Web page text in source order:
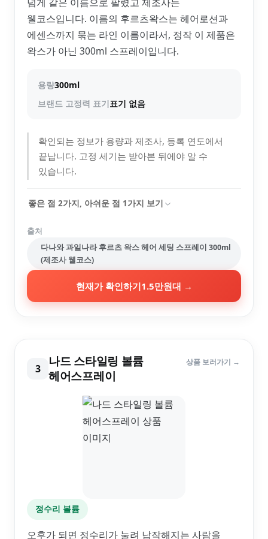
웰코스입니다. 이름의 후르츠왁스는 헤어로션과
에센스까지 묶는 라인 이름이라서, 정작 이 제품은
왁스가 아닌 300ml 스프레이입니다.
용량300ml
브랜드 고정력 표기표기 없음
확인되는 정보가 용량과 제조사, 등록 연도에서
끝납니다. 고정 세기는 받아본 뒤에야 알 수
있습니다.
좋은 점 2가지, 아쉬운 점 1가지 보기
출처
다나와 과일나라 후르츠 왁스 헤어 세팅 스프레이 300ml
(제조사 웰코스)
현재가 확인하기1.5만원대 →
3
나드 스타일링 볼륨
헤어스프레이
상품 보러가기 →
정수리 볼륨
오후가 되면 정수리가 눌려 납작해지는 사람을